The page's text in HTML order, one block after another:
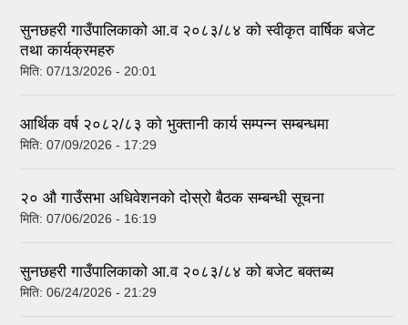
सुनछहरी गाउँपालिकाको आ.व २०८३/८४ को स्वीकृत वार्षिक बजेट
तथा कार्यक्रमहरु
मिति: 07/13/2026 - 20:01
आर्थिक वर्ष २०८२/८३ काे भुक्तानी कार्य सम्पन्न सम्बन्धमा
मिति: 07/09/2026 - 17:29
२० औ गाउँसभा अधिवेशनको दोस्रो बैठक सम्बन्धी सूचना
मिति: 07/06/2026 - 16:19
सुनछहरी गाउँपालिकाको आ.व २०८३/८४ को बजेट बक्तब्य
मिति: 06/24/2026 - 21:29